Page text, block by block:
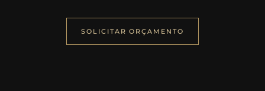
SOLICITAR ORÇAMENTO